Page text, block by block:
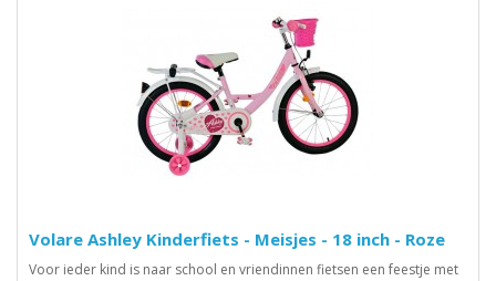
Volare Ashley Kinderfiets - Meisjes - 18 inch - Roze
Voor ieder kind is naar school en vriendinnen fietsen een feestje met